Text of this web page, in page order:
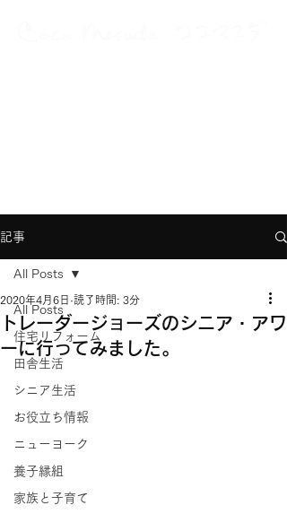
記事
All Posts
住宅リフォーム
田舎生活
シニア生活
お役立ち情報
ニューヨーク
養子縁組
家族と子育て
All Posts
トレーダージョーズのシニア・アワ
ーに行ってみました。
2020年4月6日 読了時間: 3分